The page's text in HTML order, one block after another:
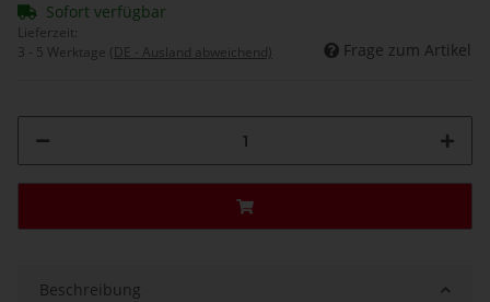
Sofort verfügbar
Lieferzeit:
3 - 5 Werktage (DE - Ausland abweichend) Frage zum Artikel
Beschreibung